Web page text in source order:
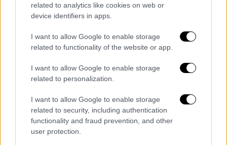
related to analytics like cookies on web or
device identifiers in apps.
I want to allow Google to enable storage
related to functionality of the website or app.
I want to allow Google to enable storage
related to personalization.
I want to allow Google to enable storage
related to security, including authentication
functionality and fraud prevention, and other
user protection.
Κόσμος|22.02.2022 19:42
Ρωσία: Εντολή για απομάκρυνση
προσωπικού από την πρεσβείας της
Την ίδια ώρα οι υπουργοί Εξωτερικών της
G7 εξέφρασαν την «απαρέγκλιτη στήριξή»
τους στην εδαφική ακεραιότητα της